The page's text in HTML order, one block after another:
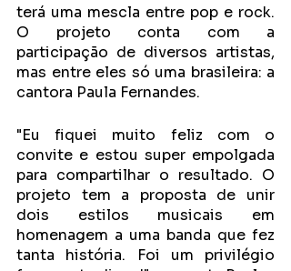
terá uma mescla entre pop e rock.
O projeto conta com a
participação de diversos artistas,
mas entre eles só uma brasileira: a
cantora Paula Fernandes.
"Eu fiquei muito feliz com o
convite e estou super empolgada
para compartilhar o resultado. O
projeto tem a proposta de unir
dois estilos musicais em
homenagem a uma banda que fez
tanta história. Foi um privilégio